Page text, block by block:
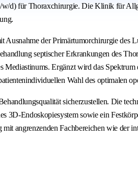
w/d) für Thoraxchirurgie. Die Klinik für
Ausnahme der Primärtumorchirurgie des
septischer Erkrankungen des
Mediastinums. Ergänzt wird das
Wahl des optimalen
sicherzustellen. Die
3D-Endoskopiesystem sowie ein
angrenzenden Fachbereichen wie der